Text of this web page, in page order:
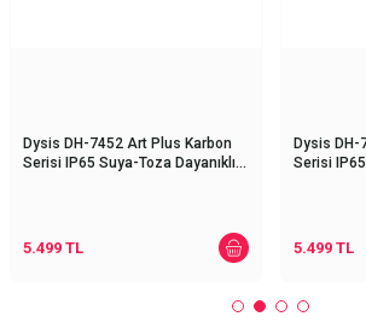
Dysis DH-7452 Art Plus Karbon
Serisi IP65 Suya-Toza Dayanıklı
5.499 TL
Dysis DH-
Serisi IP65
5.499TL